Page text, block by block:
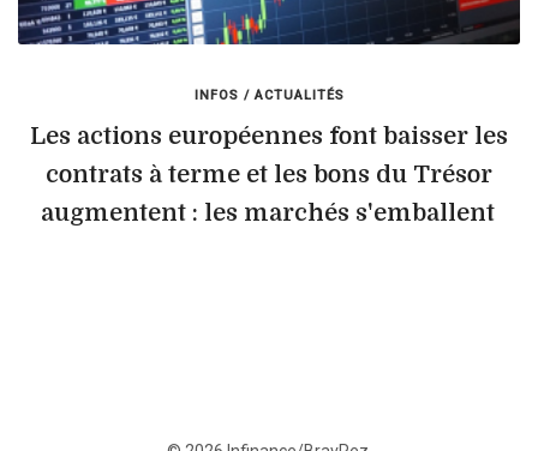
INFOS / ACTUALITÉS
Les actions européennes font baisser les
contrats à terme et les bons du Trésor
augmentent : les marchés s'emballent